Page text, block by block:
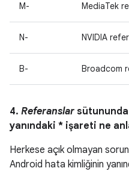
M- MediaTek
N- NVIDIA
B- Broadcom
4. Referanslar
yanındaki * işareti ne
Herkese açık olmayan
Android hata kimliğinin